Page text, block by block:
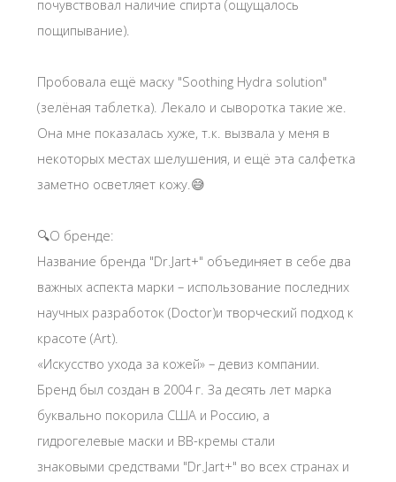
у меня был маленький прыщик, который
почувствовал наличие спирта (ощущалось
Пробовала ещё маску "Soothing Hydra solution"
(зелёная таблетка). Лекало и сыворотка такие же.
Она мне показалась хуже, т.к. вызвала у меня в
некоторых местах шелушения, и ещё эта салфетка
🔍О бренде:
Название бренда "Dr.Jart+" объединяет в себе два
важных аспекта марки – использование последних
научных разработок (Doctor)и творческий подход к
красоте (Art).
«Искусство ухода за кожей» – девиз компании.
Бренд был создан в 2004 г. За десять лет марка
буквально покорила США и Россию, а
гидрогелевые маски и ВВ-кремы стали